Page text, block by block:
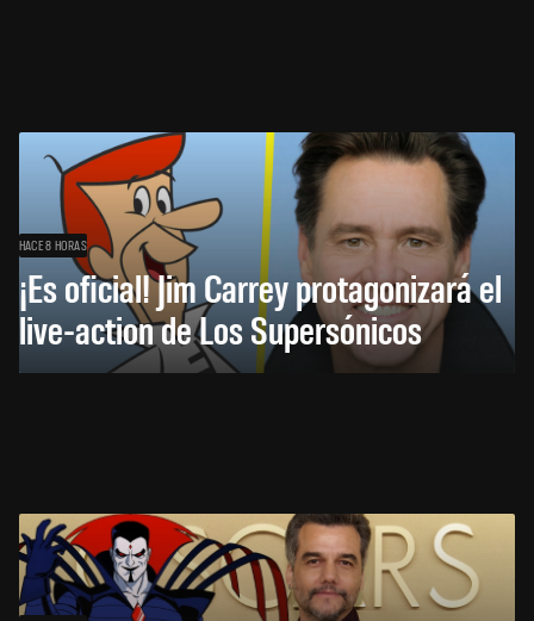
HACE 8 HORAS
¡Es oficial! Jim Carrey protagonizará el
live-action de Los Supersónicos